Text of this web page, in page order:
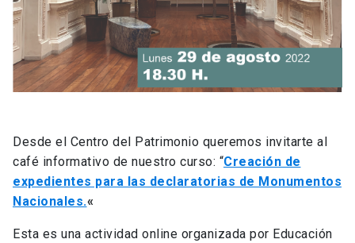
Desde el Centro del Patrimonio queremos invitarte al
café informativo de nuestro curso: “Creación de
expedientes para las declaratorias de Monumentos
Nacionales.«
Esta es una actividad online organizada por Educación